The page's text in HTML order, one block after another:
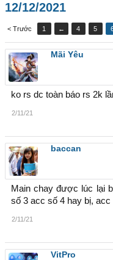
12/12/2021
< Trước 1 ← 4 5
Mãi Yêu
ko rs dc toàn báo rs 2k
2/11/21
baccan
Main chay được lúc lại
số 3 acc số 4 hay bị,
2/11/21
VitPro